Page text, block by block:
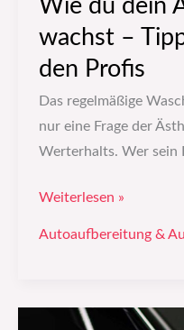
Wie du dein
wachst –
den Profis
Das regelmäßige
nur eine Frage der
Werterhalts. Wer sein
den
Profis
Weiterlesen »
Autoaufbereitung &
Fahrzeugwerbung: